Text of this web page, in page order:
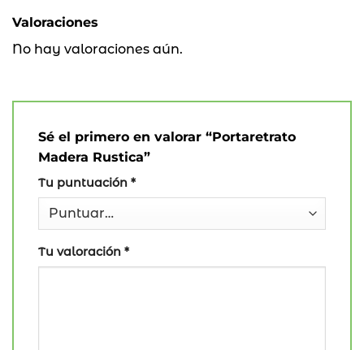
Valoraciones
No hay valoraciones aún.
Sé el primero en valorar “Portaretrato
Madera Rustica”
Tu puntuación *
Tu valoración *